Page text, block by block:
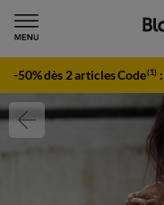
-50% dès 2 articles Code(1) :